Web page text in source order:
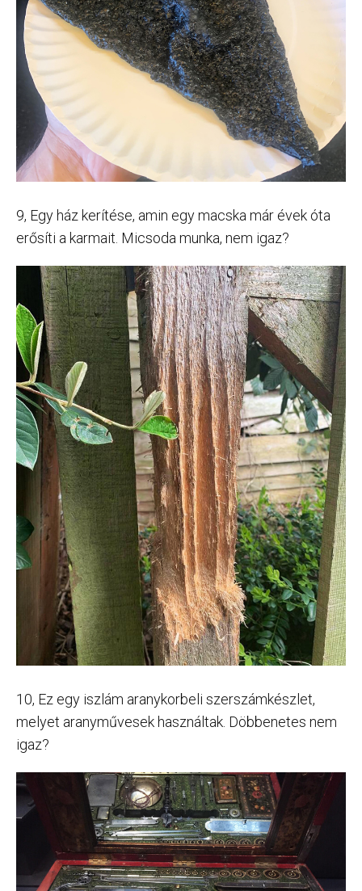
9, Egy ház kerítése, amin egy macska már évek óta
erősíti a karmait. Micsoda munka, nem igaz?
10, Ez egy iszlám aranykorbeli szerszámkészlet,
melyet aranyművesek használtak. Döbbenetes nem
igaz?